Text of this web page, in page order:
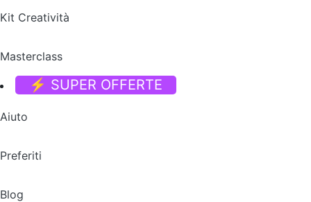
Kit Creatività
Masterclass
⚡ SUPER OFFERTE
Aiuto
Preferiti
Blog